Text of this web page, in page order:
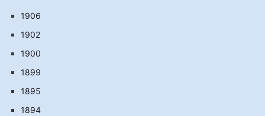
1906
1902
1900
1899
1895
1894